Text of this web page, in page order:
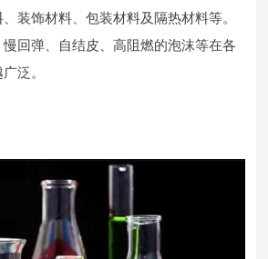
装饰材料、包装材料及隔热材料等。
回弹、自结皮、高阻燃的泡沫等在各
泛。